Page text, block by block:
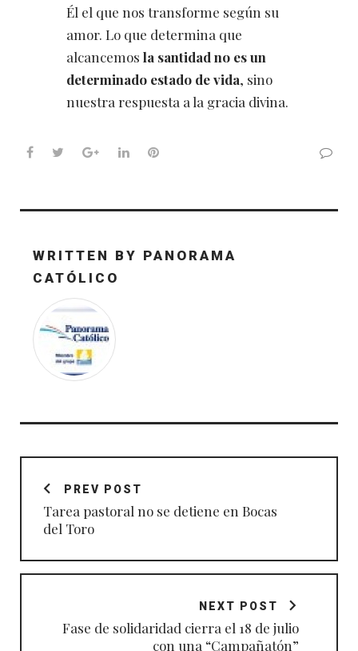
Él el que nos transforme según su
amor. Lo que determina que
alcancemos la santidad no es un
determinado estado de vida, sino
nuestra respuesta a la gracia divina.
Facebook
TwitterGoogle+LinkedInPinterest
WRITTEN BY PANORAMA
CATÓLICO
Navegación
entradasPREV POST
Tarea pastoral no se detiene en Bocas
del Toro
NEXT POST
Fase de solidaridad cierra el 18 de julio
con una “Campañatón”